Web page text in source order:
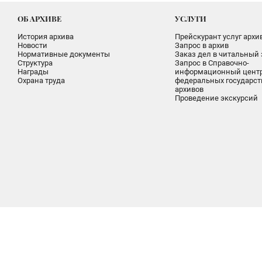
ОБ АРХИВЕ
История архива
Новости
Нормативные документы
Структура
Награды
Охрана труда
УСЛУГИ
Прейскурант услуг
Запрос в архив
Заказ дел в читальный
Запрос в Справочно-
информационный
федеральных
архивов
Проведение экскурсий